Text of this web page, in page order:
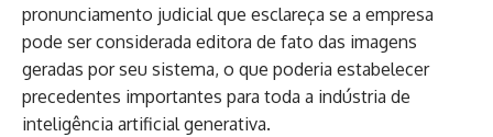
pronunciamento judicial que esclareça se a empresa
pode ser considerada editora de fato das imagens
geradas por seu sistema, o que poderia estabelecer
precedentes importantes para toda a indústria de
inteligência artificial generativa.